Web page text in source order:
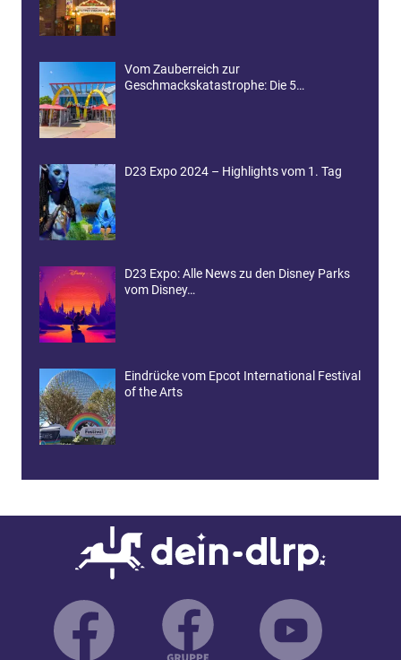
Vom Zauberreich zur
Geschmackskatastrophe: Die 5…
D23 Expo 2024 – Highlights vom 1. Tag
D23 Expo: Alle News zu den Disney Parks
vom Disney…
Eindrücke vom Epcot International Festival
of the Arts